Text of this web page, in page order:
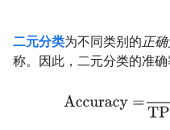
二元分类为不同类别的 正
称。因此，二元分类的准确